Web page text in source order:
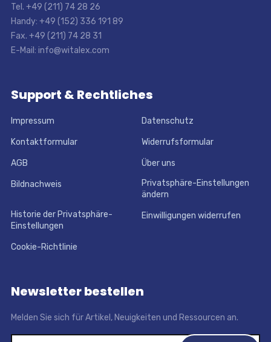
Tel. +49 (211) 74 28 26
Handy: +49 (152) 336 191 89
Fax. +49 (211) 74 28 31
E-Mail: info@witalex.com
Support & Rechtliches
Impressum Datenschutz
Kontaktformular Widerrufsformular
AGB Über uns
Bildnachweis
Privatsphäre-Einstellungen
ändern
Historie der Privatsphäre-
Einstellungen
Einwilligungen widerrufen
Cookie-Richtlinie
Newsletter bestellen
Melden Sie sich für Artikel, Neuigkeiten und Ressourcen an.